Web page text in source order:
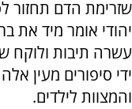
שזרימת הדם תחזור
יהודי אומר מיד את
עשרה תיבות ולוקח
ידי סיפורים מעין
והמצוות לילדים.